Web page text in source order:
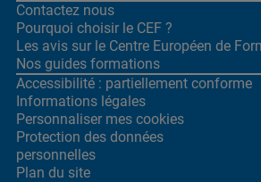
Contactez nous
Pourquoi choisir le CEF ?
Les avis sur le Centre Européen de
Nos guides formations
Accessibilité : partiellement conforme
Informations légales
Personnaliser mes cookies
Protection des données
personnelles
Plan du site